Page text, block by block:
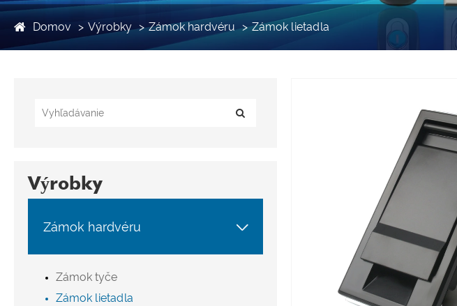
Domov Výrobky Zámok hardvéru Zámok lietadla
Výrobky
Zámok hardvéru 
Zámok tyče
Zámok lietadla